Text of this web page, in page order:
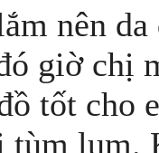
nên
giờ chị
tốt cho
tùm lum.